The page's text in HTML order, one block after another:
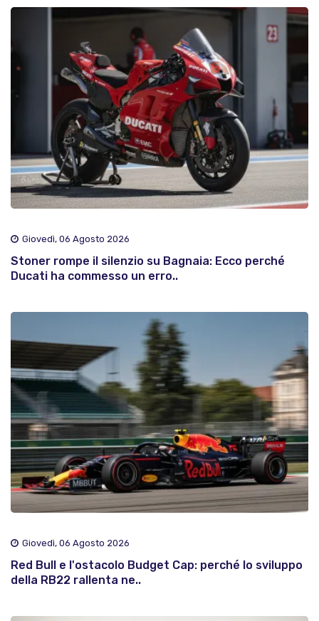
Giovedì, 06 Agosto 2026
Stoner rompe il silenzio su Bagnaia: Ecco perché
Ducati ha commesso un erro..
Giovedì, 06 Agosto 2026
Red Bull e l'ostacolo Budget Cap: perché lo sviluppo
della RB22 rallenta ne..